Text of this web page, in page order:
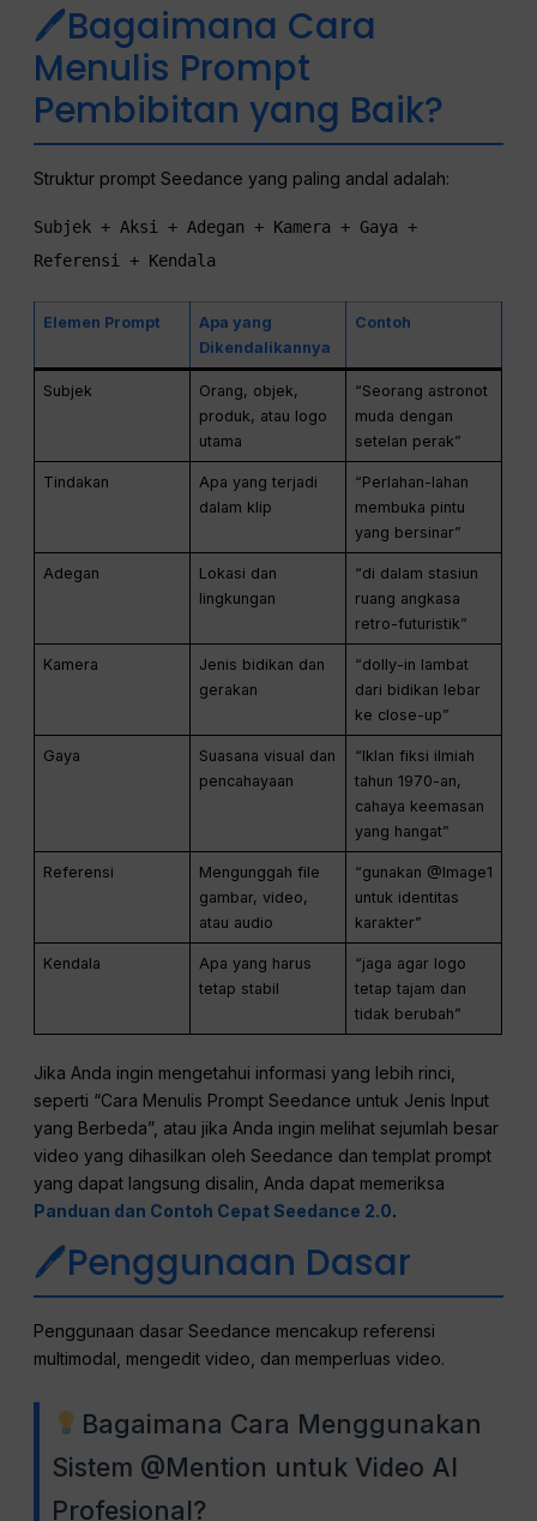
🖊Bagaimana Cara
Menulis Prompt
Pembibitan yang Baik?
Struktur prompt Seedance yang paling andal adalah:
Subjek + Aksi + Adegan + Kamera + Gaya +
Referensi + Kendala
Elemen Prompt
Apa yang
Dikendalikannya
Contoh
Subjek
Orang, objek,
produk, atau logo
utama
“Seorang astronot
muda dengan
setelan perak”
Tindakan
Apa yang terjadi
dalam klip
“Perlahan-lahan
membuka pintu
yang bersinar”
Adegan
Lokasi dan
lingkungan
“di dalam stasiun
ruang angkasa
retro-futuristik”
Kamera
Jenis bidikan dan
gerakan
“dolly-in lambat
dari bidikan lebar
ke close-up”
Gaya
Suasana visual dan
pencahayaan
“Iklan fiksi ilmiah
tahun 1970-an,
cahaya keemasan
yang hangat”
Referensi
Mengunggah file
gambar, video,
atau audio
“gunakan @Image1
untuk identitas
karakter”
Kendala
Apa yang harus
tetap stabil
“jaga agar logo
tetap tajam dan
tidak berubah”
Jika Anda ingin mengetahui informasi yang lebih rinci,
seperti “Cara Menulis Prompt Seedance untuk Jenis Input
yang Berbeda”, atau jika Anda ingin melihat sejumlah besar
video yang dihasilkan oleh Seedance dan templat prompt
yang dapat langsung disalin, Anda dapat memeriksa
Panduan dan Contoh Cepat Seedance 2.0.
🖊Penggunaan Dasar
Penggunaan dasar Seedance mencakup referensi
multimodal, mengedit video, dan memperluas video.
Bagaimana Cara Menggunakan
Sistem @Mention untuk Video AI
Profesional?